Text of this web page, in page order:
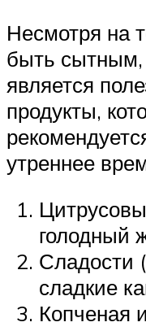
Несмотря на
быть сытным,
является
продукты,
утреннее
голодный
Сладости
сладкие
Копченая